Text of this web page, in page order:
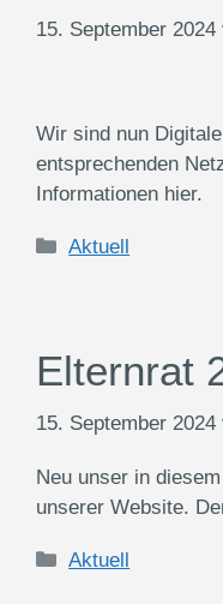
15. September 2024
Wir sind nun
entsprechenden
Informationen hier.
Kategorien
Aktuell
Elternrat
15. September 2024
Neu unser in
unserer Website.
Kategorien
Aktuell